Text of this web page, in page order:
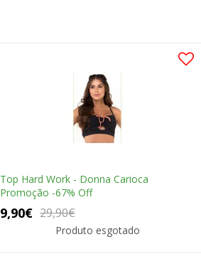
Top Hard Work - Donna Carioca
Promoção -67% Off
9,90€ 29,90€
Produto esgotado